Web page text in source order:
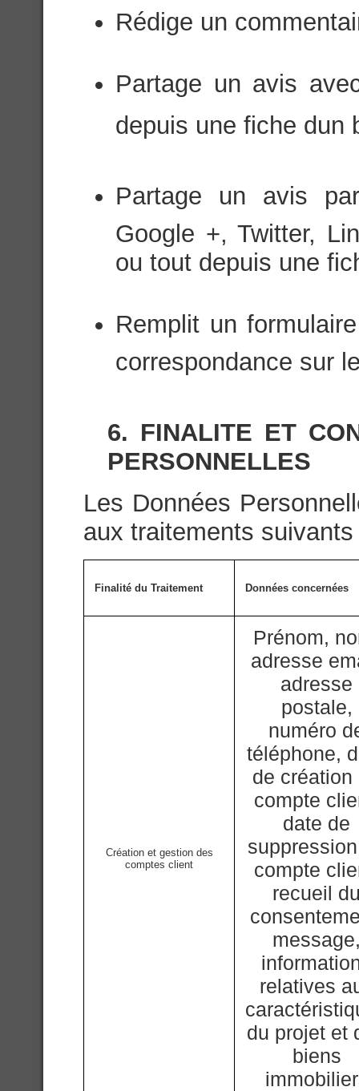
Rédige un
Partage un avis
depuis une fiche dun
Partage un avis
Google +, Twitter,
ou tout depuis une
Remplit un
correspondance sur
6. FINALITE ET
PERSONNELLES
Les Données
aux traitements
Finalité du Traitement Données concernées
Création et gestion des
comptes client
Prénom,
adresse
adresse
postale,
numéro
téléphone,
de création
compte
date de
compte
recueil
relatives
du projet et
biens